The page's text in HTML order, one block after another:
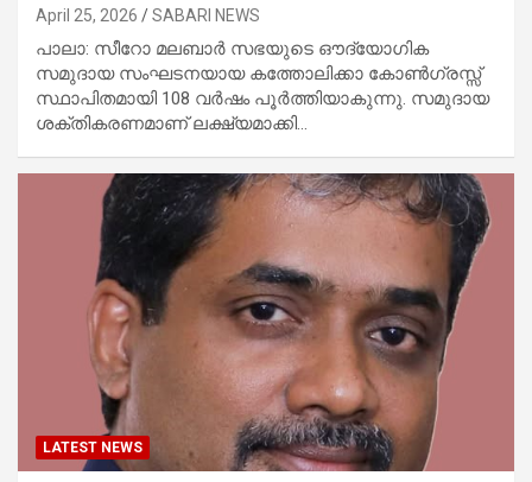
April 25, 2026 SABARI NEWS
പാലാ: സീറോ മലബാർ സഭയുടെ ഔദ്യോഗിക
സമുദായ സംഘടനയായ കത്തോലിക്കാ കോൺഗ്രസ്സ്
സ്ഥാപിതമായി 108 വർഷം പൂർത്തിയാകുന്നു. സമുദായ
ശക്തികരണമാണ് ലക്ഷ്യമാക്കി…
LATEST NEWS